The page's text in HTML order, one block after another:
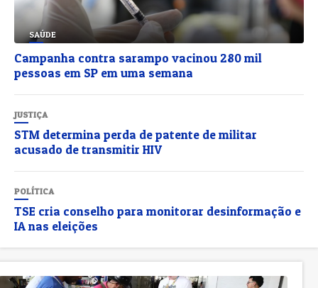
SAÚDE
Campanha contra sarampo vacinou 280 mil
pessoas em SP em uma semana
JUSTIÇA
STM determina perda de patente de militar
acusado de transmitir HIV
POLÍTICA
TSE cria conselho para monitorar desinformação e
IA nas eleições